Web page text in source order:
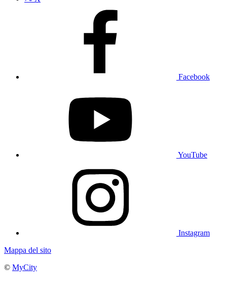
Facebook
YouTube
Instagram
Mappa del sito
© MyCity